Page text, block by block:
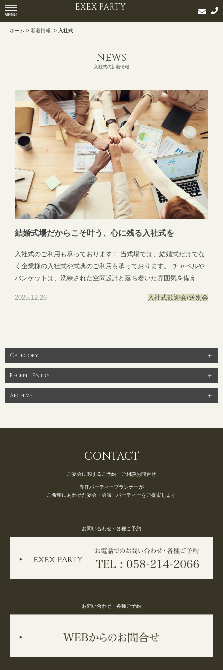
EXEX PARTY
ホーム > 新着情報 > 入社式
news
入社式の新着情報
結婚式場だからこそ叶う、心に残る入社式を
入社式のご利用も承っております！ 当式場では、結婚式だけでな
く企業様の入社式や式典のご利用も承っております。 チャペルや
バンケットは、洗練された空間設計と落ち着いた雰囲気を備え、
ありながら静かな街並みに位置し、ゲストの皆様にも安心してお
式や各種式典をご検討の企業様は、どうぞお気軽にお問い合わせ
よりお手伝いさせていただきます。 📞 ご予約・お問い合わせはこ
ちら：058-214-2066 お問い合わせ：https://exexparty.jp/contact/
2025.12.26 入社式歓迎会/送別会
Category
Recent Entry
Archive
CONTACT
ご宴会に関するご予約・ご相談お問合せ
専任パーティープランナーが
ご希望にあわせた宴会・会議・パーティーをご提案します
お問い合わせ・各種ご予約
お問い合わせ・各種ご予約